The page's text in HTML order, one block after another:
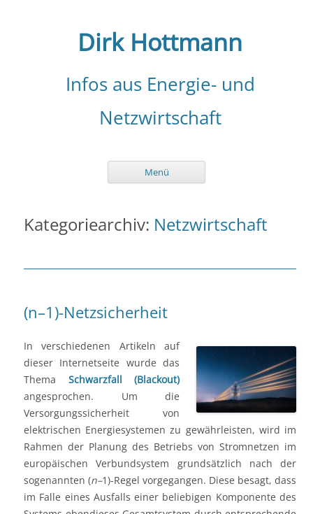
Dirk Hottmann
Infos aus Energie- und
Netzwirtschaft
Menü
Kategoriearchiv: Netzwirtschaft
(n–1)-Netzsicherheit
In verschiedenen Artikeln auf
dieser Internetseite wurde das
Thema Schwarzfall (Blackout)
angesprochen. Um die
Versorgungssicherheit von
elektrischen Energiesystemen zu gewährleisten, wird im
Rahmen der Planung des Betriebs von Stromnetzen im
europäischen Verbundsystem grundsätzlich nach der
sogenannten (n–1)-Regel vorgegangen. Diese besagt, dass
im Falle eines Ausfalls einer beliebigen Komponente des